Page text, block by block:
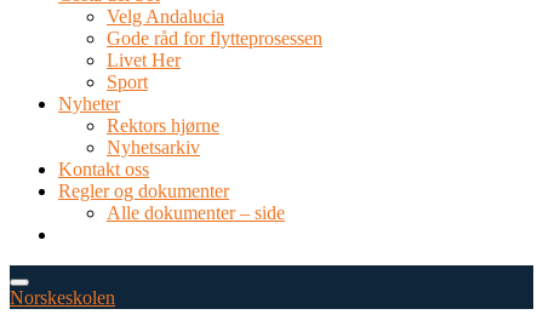
Velg Andalucia
Gode råd for flytteprosessen
Livet Her
Sport
Nyheter
Rektors hjørne
Nyhetsarkiv
Kontakt oss
Regler og dokumenter
Alle dokumenter – side
Norskeskolen